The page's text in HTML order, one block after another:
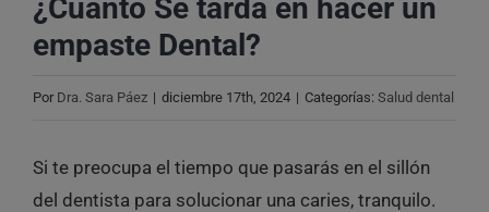
¿Cuánto Se tarda en hacer un
empaste Dental?
Por Dra. Sara Páez | diciembre 17th, 2024 | Categorías: Salud dental
Si te preocupa el tiempo que pasarás en el sillón
del dentista para solucionar una caries, tranquilo.